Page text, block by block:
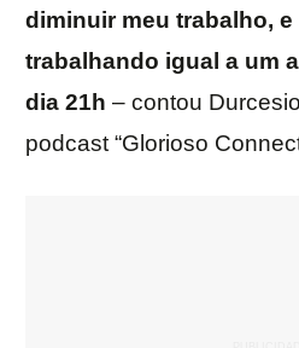
diminuir meu trabalho,
trabalhando igual a um
dia 21h – contou
podcast “Glorioso